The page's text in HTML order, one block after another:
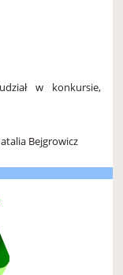
w konkursie,
Bejgrowicz